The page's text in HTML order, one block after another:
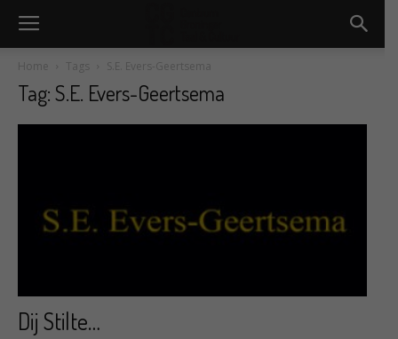
Home Tags S.E. Evers-Geertsema
Tag: S.E. Evers-Geertsema
Dij Stilte…